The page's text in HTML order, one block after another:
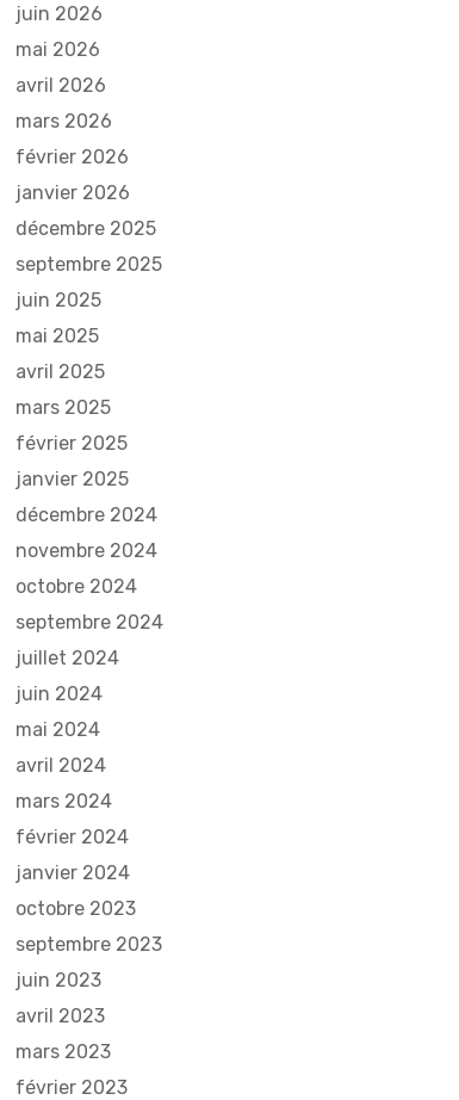
juin 2026
mai 2026
avril 2026
mars 2026
février 2026
janvier 2026
décembre 2025
septembre 2025
juin 2025
mai 2025
avril 2025
mars 2025
février 2025
janvier 2025
décembre 2024
novembre 2024
octobre 2024
septembre 2024
juillet 2024
juin 2024
mai 2024
avril 2024
mars 2024
février 2024
janvier 2024
octobre 2023
septembre 2023
juin 2023
avril 2023
mars 2023
février 2023